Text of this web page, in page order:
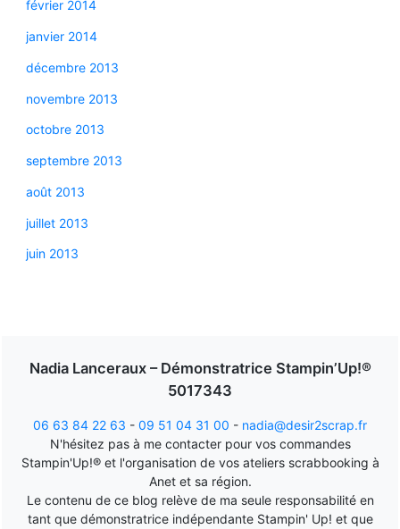
février 2014
janvier 2014
décembre 2013
novembre 2013
octobre 2013
septembre 2013
août 2013
juillet 2013
juin 2013
Nadia Lanceraux – Démonstratrice Stampin’Up!®
5017343
06 63 84 22 63 - 09 51 04 31 00 - nadia@desir2scrap.fr
N'hésitez pas à me contacter pour vos commandes
Stampin'Up!® et l'organisation de vos ateliers scrabbooking à
Anet et sa région.
Le contenu de ce blog relève de ma seule responsabilité en
tant que démonstratrice indépendante Stampin' Up! et que